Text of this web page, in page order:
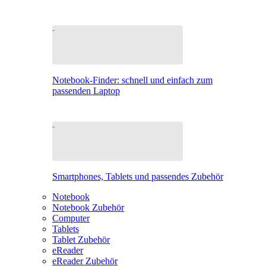
Notebook-Finder: schnell und einfach zum
passenden Laptop
Smartphones, Tablets und passendes Zubehör
Notebook
Notebook Zubehör
Computer
Tablets
Tablet Zubehör
eReader
eReader Zubehör